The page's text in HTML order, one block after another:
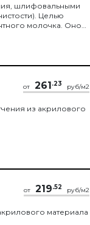
шлифовальными
Целью
молочка. Оно
от 261.23 руб/м2
из акрилового
от 219.52 руб/м2
материала